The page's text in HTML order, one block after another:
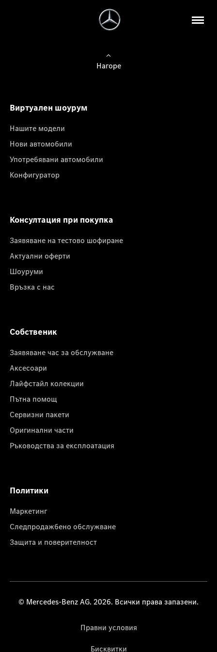
Нагоре
Виртуален шоурум
Нашите модели
Нови автомобили
Употребявани автомобили
Конфигуратор
Консултация при покупка
Заявяване на тестово шофиране
Актуални оферти
Шоуруми
Връзка с нас
Собственик
Заявяване час за обслужване
Аксесоари
Лайфстайл колекции
Пътна помощ
Сервизни пакети
Оригинални части
Ръководства за експлоатация
Политики
Маркетинг
Следпродажбено обслужване
Защита и поверителност
© Mercedes-Benz AG. 2026. Всички права запазени.
Правни условия
Бисквитки